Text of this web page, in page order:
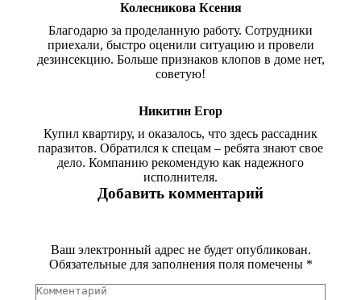
Колесникова Ксения
Благодарю за проделанную работу. Сотрудники
приехали, быстро оценили ситуацию и провели
дезинсекцию. Больше признаков клопов в доме нет,
советую!
Никитин Егор
Купил квартиру, и оказалось, что здесь рассадник
паразитов. Обратился к спецам – ребята знают свое
дело. Компанию рекомендую как надежного
исполнителя.
Добавить комментарий
Ваш электронный адрес не будет опубликован.
Обязательные для заполнения поля помечены *
Комментарий